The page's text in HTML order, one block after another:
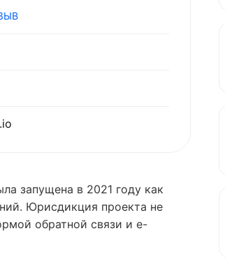
ОТЗЫВ
запущена в 2021 году как
Юрисдикция проекта не
обратной связи и е-